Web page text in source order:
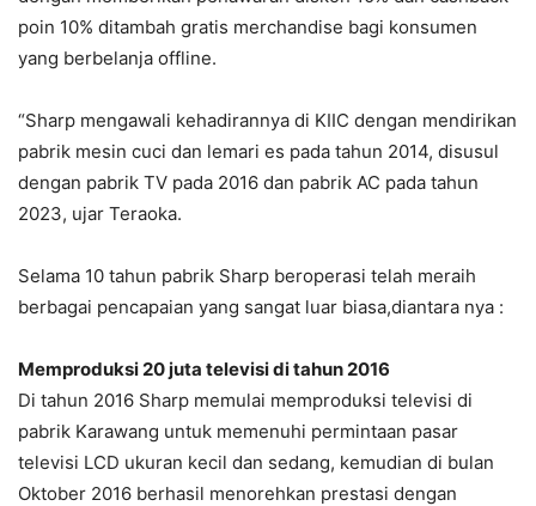
poin 10% ditambah gratis merchandise bagi konsumen
yang berbelanja offline.
“Sharp mengawali kehadirannya di KIIC dengan mendirikan
pabrik mesin cuci dan lemari es pada tahun 2014, disusul
dengan pabrik TV pada 2016 dan pabrik AC pada tahun
2023, ujar Teraoka.
Selama 10 tahun pabrik Sharp beroperasi telah meraih
berbagai pencapaian yang sangat luar biasa,diantara nya :
Memproduksi 20 juta televisi di tahun 2016
Di tahun 2016 Sharp memulai memproduksi televisi di
pabrik Karawang untuk memenuhi permintaan pasar
televisi LCD ukuran kecil dan sedang, kemudian di bulan
Oktober 2016 berhasil menorehkan prestasi dengan